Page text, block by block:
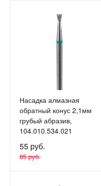
Насадка алмазная
обратный конус 2,1мм
грубый абразив,
104.010.534.021
55 руб.
85 руб.